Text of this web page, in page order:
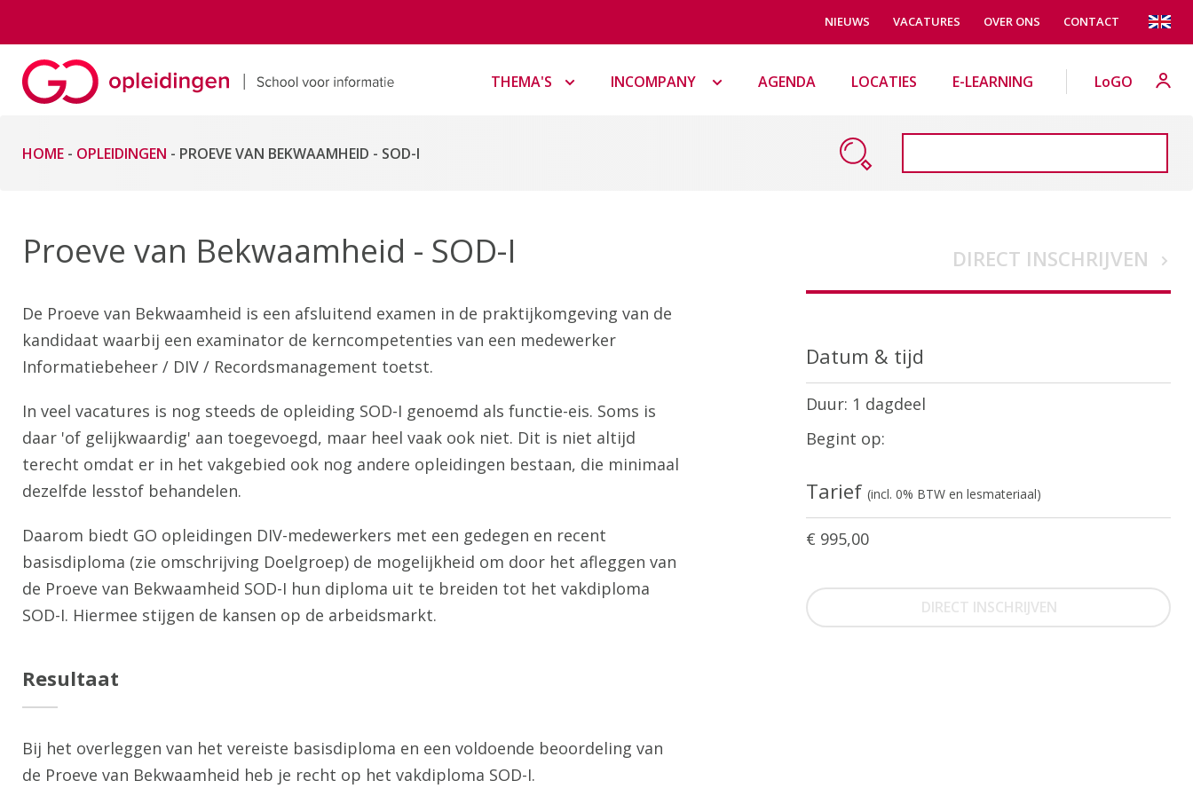
NIEUWS VACATURES OVER ONS CONTACT
THEMA'S INCOMPANY AGENDA LOCATIES E-LEARNING LoGO
HOME - OPLEIDINGEN - PROEVE VAN BEKWAAMHEID - SOD-I
Proeve van Bekwaamheid - SOD-I
De Proeve van Bekwaamheid is een afsluitend examen in de praktijkomgeving van de
kandidaat waarbij een examinator de kerncompetenties van een medewerker
Informatiebeheer / DIV / Recordsmanagement toetst.
In veel vacatures is nog steeds de opleiding SOD-I genoemd als functie-eis. Soms is
daar 'of gelijkwaardig' aan toegevoegd, maar heel vaak ook niet. Dit is niet altijd
terecht omdat er in het vakgebied ook nog andere opleidingen bestaan, die minimaal
dezelfde lesstof behandelen.
Daarom biedt GO opleidingen DIV-medewerkers met een gedegen en recent
basisdiploma (zie omschrijving Doelgroep) de mogelijkheid om door het afleggen van
de Proeve van Bekwaamheid SOD-I hun diploma uit te breiden tot het vakdiploma
SOD-I. Hiermee stijgen de kansen op de arbeidsmarkt.
Resultaat
Bij het overleggen van het vereiste basisdiploma en een voldoende beoordeling van
de Proeve van Bekwaamheid heb je recht op het vakdiploma SOD-I.
DIRECT INSCHRIJVEN
Datum & tijd
Duur: 1 dagdeel
Begint op:
Tarief (incl. 0% BTW en lesmateriaal)
€ 995,00
DIRECT INSCHRIJVEN